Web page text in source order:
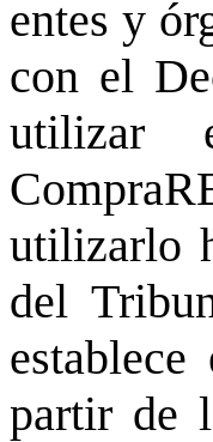
entes y
con el
utilizar
utilizarlo
del
partir de